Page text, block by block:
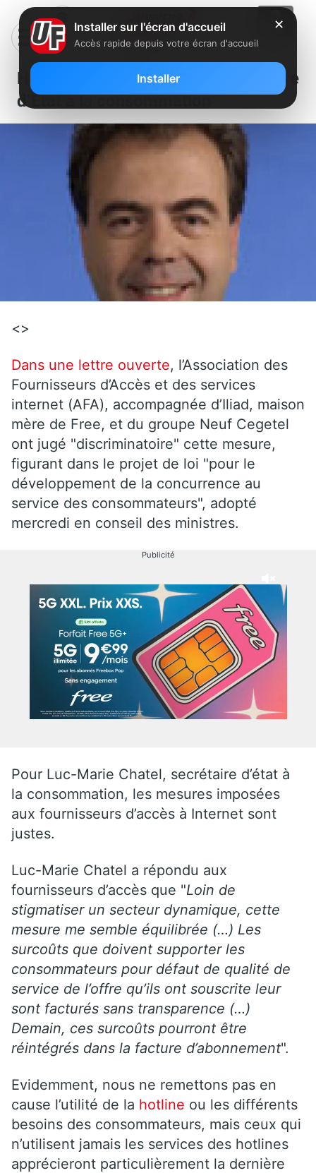
Hotlines : Réponse du Secrétaire
d’Etat à la consommation
<>
Dans une lettre ouverte, l’Association des
Fournisseurs d’Accès et des services
internet (AFA), accompagnée d’Iliad, maison
mère de Free, et du groupe Neuf Cegetel
ont jugé "discriminatoire" cette mesure,
figurant dans le projet de loi "pour le
développement de la concurrence au
service des consommateurs", adopté
mercredi en conseil des ministres.
Publicité
Pour Luc-Marie Chatel, secrétaire d’état à
la consommation, les mesures imposées
aux fournisseurs d’accès à Internet sont
justes.
Luc-Marie Chatel a répondu aux
fournisseurs d’accès que "Loin de
stigmatiser un secteur dynamique, cette
mesure me semble équilibrée (…) Les
surcoûts que doivent supporter les
consommateurs pour défaut de qualité de
service de l’offre qu’ils ont souscrite leur
sont facturés sans transparence (…)
Demain, ces surcoûts pourront être
réintégrés dans la facture d’abonnement".
Evidemment, nous ne remettons pas en
cause l’utilité de la hotline ou les différents
besoins des consommateurs, mais ceux qui
n’utilisent jamais les services des hotlines
apprécieront particulièrement la dernière
✕
Installer sur l'écran d'accueil
Accès rapide depuis votre écran d'accueil
Installer